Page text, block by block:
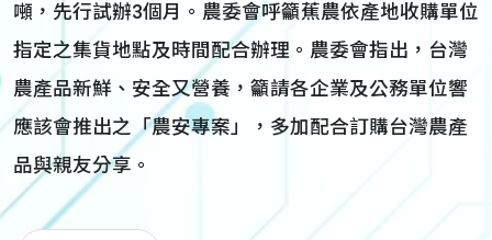
噸，先行試辦3個月。農委會呼籲蕉農依產地收購單位
指定之集貨地點及時間配合辦理。農委會指出，台灣
農產品新鮮、安全又營養，籲請各企業及公務單位響
應該會推出之「農安專案」，多加配合訂購台灣農產
品與親友分享。